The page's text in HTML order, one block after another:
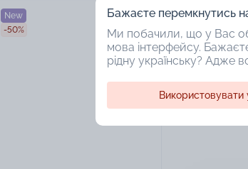
New
-50%
SALE -60%
Бажаєте перемкнутись
Ми побачили, що у Вас
мова інтерфейсу.
рідну українську? Адже
Використовувати